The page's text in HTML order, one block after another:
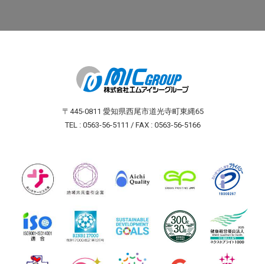
〒445-0811 愛知県西尾市道光寺町東縄65
TEL : 0563-56-5111 / FAX : 0563-56-5166